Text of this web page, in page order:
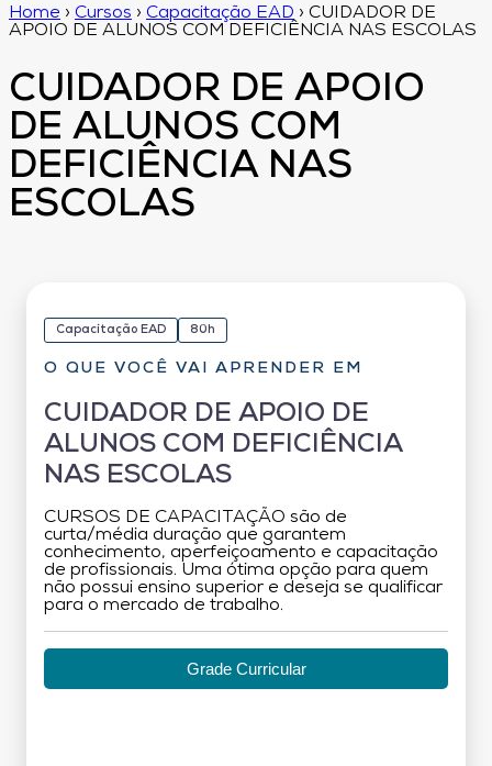
Home › Cursos › Capacitação EAD › CUIDADOR DE
APOIO DE ALUNOS COM DEFICIÊNCIA NAS ESCOLAS
CUIDADOR DE APOIO
DE ALUNOS COM
DEFICIÊNCIA NAS
ESCOLAS
Capacitação EAD 80h
O QUE VOCÊ VAI APRENDER EM
CUIDADOR DE APOIO DE
ALUNOS COM DEFICIÊNCIA
NAS ESCOLAS
CURSOS DE CAPACITAÇÃO são de
curta/média duração que garantem
conhecimento, aperfeiçoamento e capacitação
de profissionais. Uma ótima opção para quem
não possui ensino superior e deseja se qualificar
para o mercado de trabalho.
Grade Curricular